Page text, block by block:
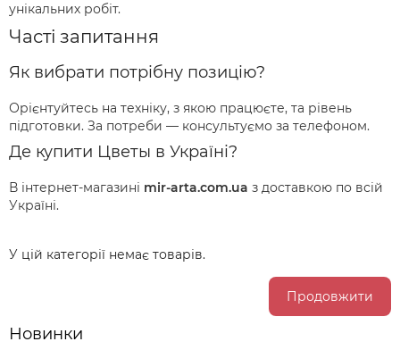
унікальних робіт.
Часті запитання
Як вибрати потрібну позицію?
Орієнтуйтесь на техніку, з якою працюєте, та рівень
підготовки. За потреби — консультуємо за телефоном.
Де купити Цветы в Україні?
В інтернет-магазині mir-arta.com.ua з доставкою по всій
Україні.
У цій категорії немає товарів.
Продовжити
Новинки